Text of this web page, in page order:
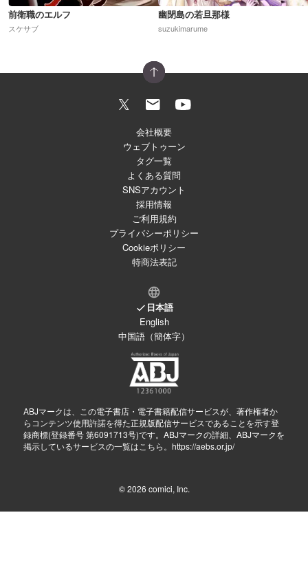
前衛職のエルフ
スケサブ
幽閉島の若旦那様
suzukimarume
会社概要
ウェブトゥーン
タグ一覧
よくある質問
SNSアカウント
採用情報
ご利用規約
プライバシーポリシー
Cookieポリシー
特商法表記
日本語
English
中国語（簡体字）
ABJマークは、この電子書店・電子書籍配信サービスが、著作権者か
らコンテンツ使用許諾を得た正規版配信サービスであることを示す登
録商標(登録番号 第6091713号)です。ABJマークの詳細、ABJマークを
掲示しているサービスの一覧はこちら。 https://aebs.or.jp/
© 2026 comici, Inc.